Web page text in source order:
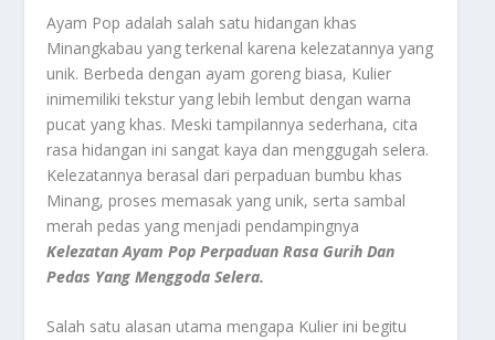
Ayam Pop adalah salah satu hidangan khas
Minangkabau yang terkenal karena kelezatannya yang
unik. Berbeda dengan ayam goreng biasa, Kulier
inimemiliki tekstur yang lebih lembut dengan warna
pucat yang khas. Meski tampilannya sederhana, cita
rasa hidangan ini sangat kaya dan menggugah selera.
Kelezatannya berasal dari perpaduan bumbu khas
Minang, proses memasak yang unik, serta sambal
merah pedas yang menjadi pendampingnya
Kelezatan Ayam Pop Perpaduan Rasa Gurih Dan
Pedas Yang Menggoda Selera.
Salah satu alasan utama mengapa Kulier ini begitu